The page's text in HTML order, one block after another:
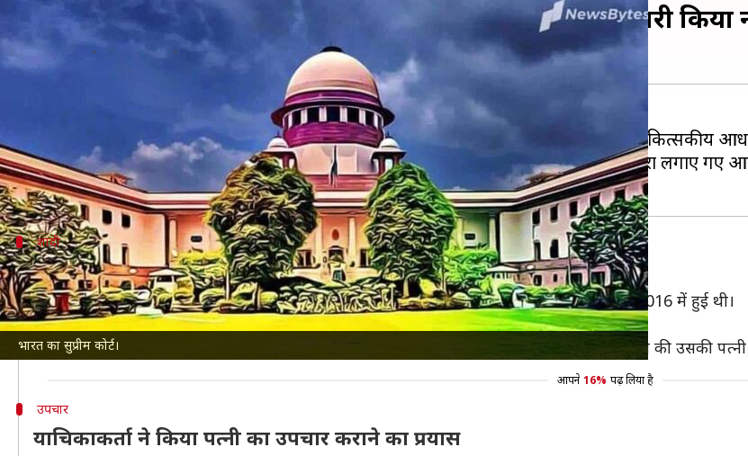
भारत का सुप्रीम कोर्ट।
पत्नी के महिला न होने का दावा कर मांगा तलाक, सुप्रीम कोर्ट ने जारी किया
लेखन Mar 14, 2022 02:54 pm
सुप्रीम कोर्ट
में पति द्वारा दायर तलाक की मांग वाली याचिका पर सुनवाई हुई। इसमें पति ने पत्नी के चिकित्सकीय
पति की याचिका पर सुप्रीम कोर्ट ने गत शुक्रवार को महिला को नोटिस जारी कर चार सप्ताह में पति द्वारा लगाए
पति का कहना है कि उसकी पत्नी ने सच्चाई छिपाकर उसेधोखा
शादी
साल 2016 में हुई थी याचिकाकर्ता की शादी
अधिवक्ता प्रवीण स्वरूप के जरिए दायर की गई याचिका में कहा गया है कि याचिकाकर्ता की शादी जुलाई 2016 में हुई थी।
शादी के बाद पत्नी कुछ दिनों तक मासिक धर्म का बहाना बनाकर उससे दूर रही और अपने पीहर चली गई।
छह दिन बाद जब वह वापस लौटी तो याचिकाकर्ता ने संबंध बनाने का प्रयास किया, इस दौरान उसे पता चला की उसकी
आपने 16% पढ़ लिया है
उपचार
याचिकाकर्ता ने किया पत्नी का उपचार कराने का प्रयास